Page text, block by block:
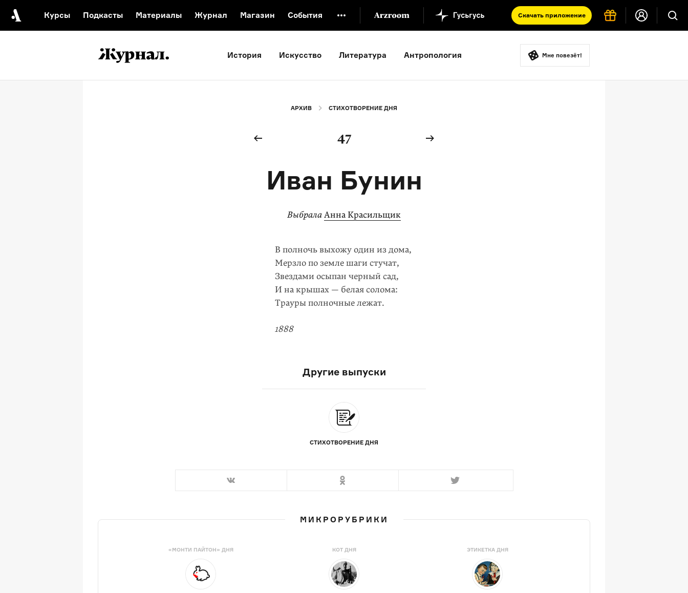
Курсы Подкасты Материалы Журнал Магазин События Скачать приложение
Видеоистория русской культуры
Русский язык от «гой еси» до «лол кек»
Что такое античность
История Искусство Литература Антропология Мне повезёт!
АРХИВ СТИХОТВОРЕНИЕ ДНЯ
47
Иван Бунин
ВыбралаАнна Красильщик
В полночь выхожу один из дома,
Мерзло по земле шаги стучат,
Звездами осыпан черный сад,
И на крышах — белая солома:
Трауры полночные лежат.
1888
Другие выпуски
СТИХОТВОРЕНИЕ ДНЯ
МИКРОРУБРИКИ
«МОНТИ ПАЙТОН» ДНЯ КОТ ДНЯ ЭТИКЕТКА ДНЯ